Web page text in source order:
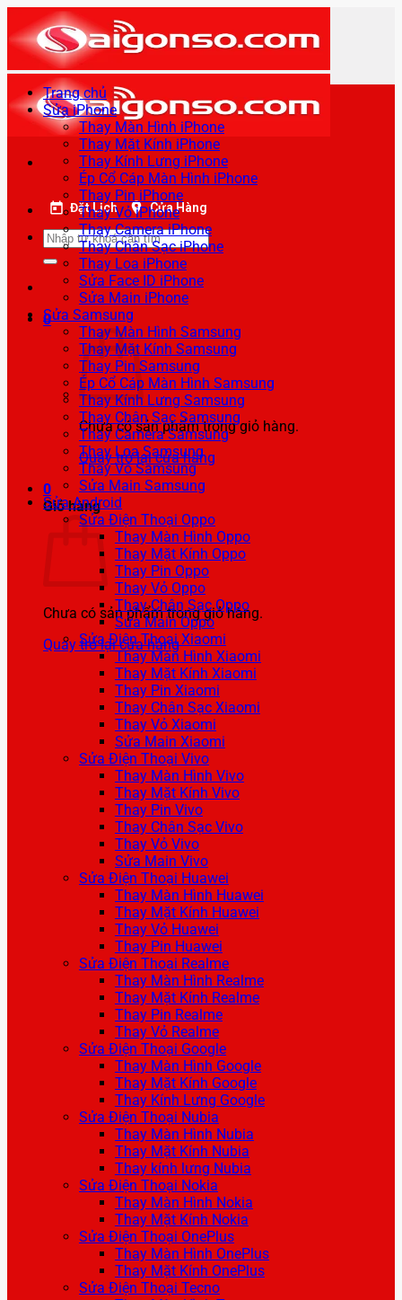
qua
nội
dung
Đặt Lịch Cửa Hàng
Tìm
kiếm:
0
Chưa có sản phẩm trong giỏ hàng.
Quay trở lại cửa hàng
0
Giỏ hàng
Chưa có sản phẩm trong giỏ hàng.
Quay trở lại cửa hàng
Trang chủ
Sửa iPhone
Thay Màn Hình iPhone
Thay Mặt Kính iPhone
Thay Kính Lưng iPhone
Ép Cổ Cáp Màn Hình iPhone
Thay Pin iPhone
Thay Vỏ iPhone
Thay Camera iPhone
Thay Chân Sạc iPhone
Thay Loa iPhone
Sửa Face ID iPhone
Sửa Main iPhone
Sửa Samsung
Thay Màn Hình Samsung
Thay Mặt Kính Samsung
Thay Pin Samsung
Ép Cổ Cáp Màn Hình Samsung
Thay Kính Lưng Samsung
Thay Chân Sạc Samsung
Thay Camera Samsung
Thay Loa Samsung
Thay Vỏ Samsung
Sửa Main Samsung
Sửa Android
Sửa Điện Thoại Oppo
Thay Màn Hình Oppo
Thay Mặt Kính Oppo
Thay Pin Oppo
Thay Vỏ Oppo
Thay Chân Sạc Oppo
Sửa Main Oppo
Sửa Điện Thoại Xiaomi
Thay Màn Hình Xiaomi
Thay Mặt Kính Xiaomi
Thay Pin Xiaomi
Thay Chân Sạc Xiaomi
Thay Vỏ Xiaomi
Sửa Main Xiaomi
Sửa Điện Thoại Vivo
Thay Màn Hình Vivo
Thay Mặt Kính Vivo
Thay Pin Vivo
Thay Chân Sạc Vivo
Thay Vỏ Vivo
Sửa Main Vivo
Sửa Điện Thoại Huawei
Thay Màn Hình Huawei
Thay Mặt Kính Huawei
Thay Vỏ Huawei
Thay Pin Huawei
Sửa Điện Thoại Realme
Thay Màn Hình Realme
Thay Mặt Kính Realme
Thay Pin Realme
Thay Vỏ Realme
Sửa Điện Thoại Google
Thay Màn Hình Google
Thay Mặt Kính Google
Thay Kính Lưng Google
Sửa Điện Thoại Nubia
Thay Màn Hình Nubia
Thay Mặt Kính Nubia
Thay kính lưng Nubia
Sửa Điện Thoại Nokia
Thay Màn Hình Nokia
Thay Mặt Kính Nokia
Sửa Điện Thoại OnePlus
Thay Màn Hình OnePlus
Thay Mặt Kính OnePlus
Sửa Điện Thoại Tecno